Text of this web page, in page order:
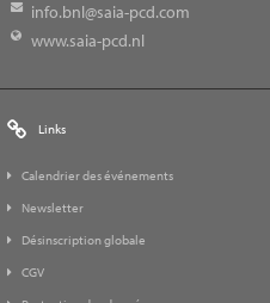
info.bnl@saia-pcd.com
www.saia-pcd.nl
Links
Calendrier des événements
Newsletter
Désinscription globale
CGV